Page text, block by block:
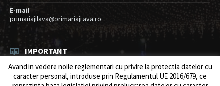
E-mail
primariajilava@primariajilava.ro
IMPORTANT
Rezultat concurs expert – proba scrisa
06/08/2026 inResurse umane / Achizitii
Avand in vedere noile reglementari cu privire la protectia datelor cu
caracter personal, introduse prin Regulamentul UE 2016/679, ce